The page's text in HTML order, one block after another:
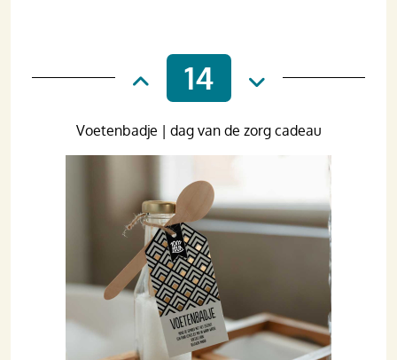
14
Voetenbadje | dag van de zorg cadeau